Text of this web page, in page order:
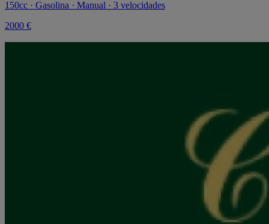
150cc · Gasolina · Manual · 3 velocidades
2000 €